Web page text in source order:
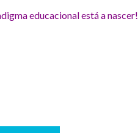
educacional está a nascer!